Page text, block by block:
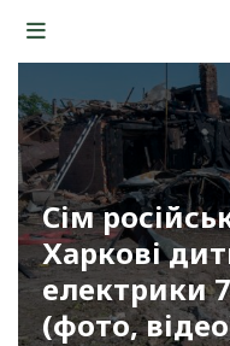
Сім
Харкові
електрики
(фото,